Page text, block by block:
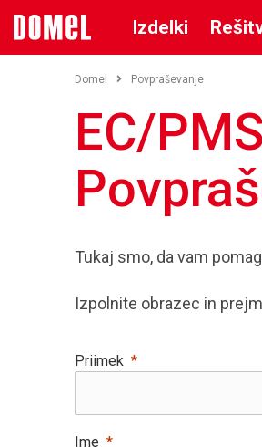
Izdelki
Domel Povpraševanje
EC/
Tukaj smo, da vam
Izpolnite obrazec in
Priimek
Ime